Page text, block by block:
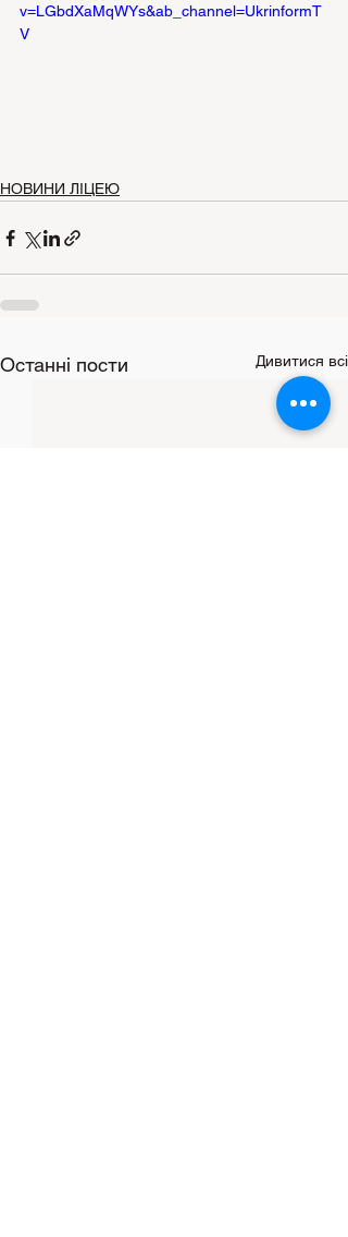
v=LGbdXaMqWYs&ab_channel=UkrinformT
V
НОВИНИ ЛІЦЕЮ
Останні пости Дивитися всі